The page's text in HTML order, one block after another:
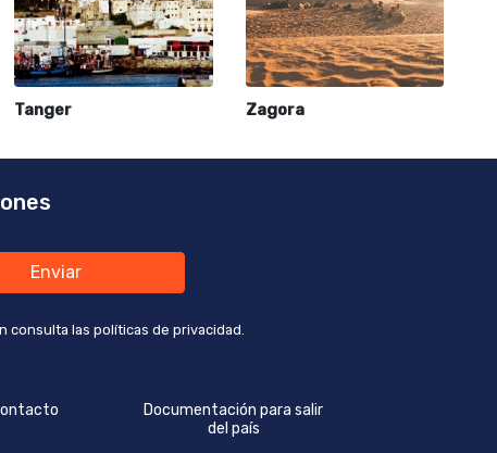
Tanger Zagora
Enviar
las políticas de privacidad.
Documentación para salir
del país